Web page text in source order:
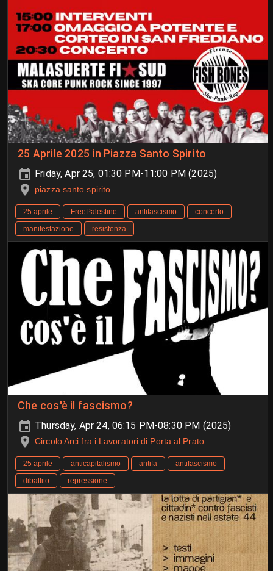
25 Aprile 2025 in Piazza Santo Spirito
Friday, Apr 25, 01:30 PM-11:00 PM (2025)
piazza santo spirito
25 aprile FreePalestine antifascismo
concerto
manifestazione
resistenza
Che cos'è il fascismo?
Thursday, Apr 24, 06:15 PM-08:30 PM (2025)
Circolo Arci fra i Lavoratori di Porta al Prato
25 aprile anticapitalismo antifa
antifascismo
dibattito
repressione